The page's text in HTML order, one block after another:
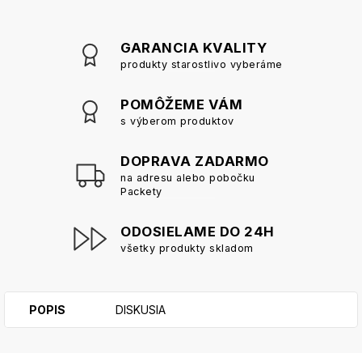
GARANCIA KVALITY
produkty starostlivo vyberáme
POMÔŽEME VÁM
s výberom produktov
DOPRAVA ZADARMO
na adresu alebo pobočku
Packety
ODOSIELAME DO 24H
všetky produkty skladom
POPIS DISKUSIA